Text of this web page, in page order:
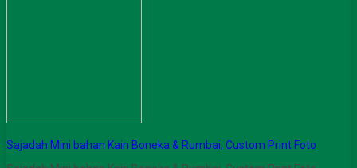
Sajadah Mini bahan Kain Boneka & Rumbai, Custom Print Foto